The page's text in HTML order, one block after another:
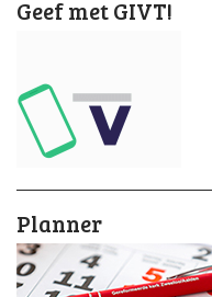
Geef met GIVT!
Planner